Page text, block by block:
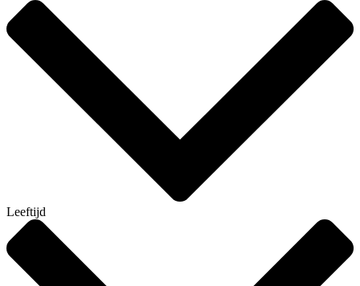
Leeftijd